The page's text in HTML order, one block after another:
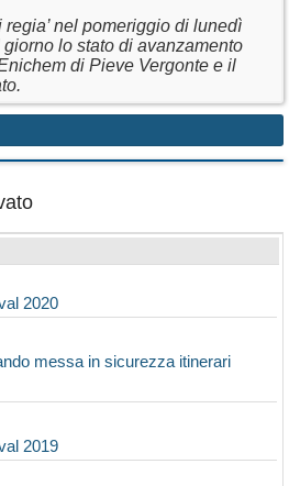
regia’ nel pomeriggio di lunedì
lo stato di avanzamento
di Pieve Vergonte e il
2020
messa in sicurezza itinerari
2019